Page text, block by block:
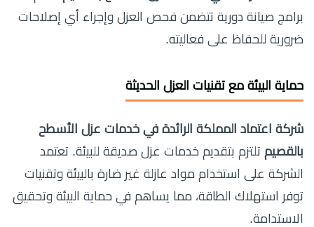
برامج صيانة دورية تتضمن فحص العزل وإجراء أي إصلاحات
ضرورية للحفاظ على فعاليته.
حماية البيئة مع تقنيات العزل الحديثة
شركة اعتماد المملكة الرائدة في خدمات عزل الأسطح
بالقصيم تلتزم بتقديم خدمات عزل صديقة للبيئة. تعتمد
الشركة على استخدام مواد عازلة غير ضارة بالبيئة وتقنيات
توفر استهلاك الطاقة، مما يساهم في حماية البيئة وتحقيق
الاستدامة.